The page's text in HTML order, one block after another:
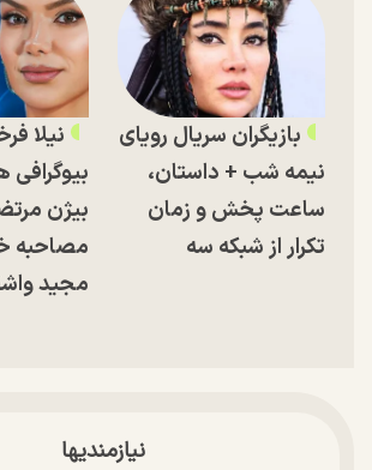
بازیگران سریال رویای
نیمه شب + داستان،
ساعت پخش و زمان
تکرار از شبکه سه
نیلا
بیژن
مصاحبه
مجید
نیازمندیها